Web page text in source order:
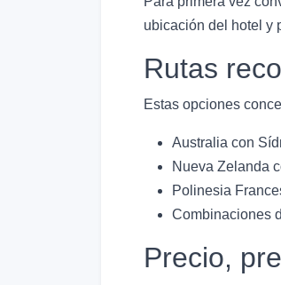
ubicación del hotel y
Rutas
Estas opciones
Australia con
Nueva Zelanda
Polinesia
Combinaciones
Precio,